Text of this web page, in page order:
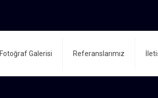
Fotoğraf Galerisi Referanslarımız